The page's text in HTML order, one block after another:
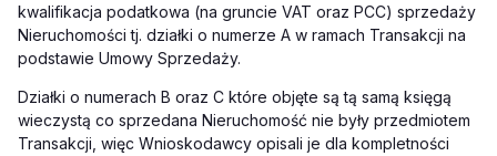
kwalifikacja podatkowa (na gruncie VAT oraz PCC) sprzedaży
Nieruchomości tj. działki o numerze A w ramach Transakcji na
podstawie Umowy Sprzedaży.
Działki o numerach B oraz C które objęte są tą samą księgą
wieczystą co sprzedana Nieruchomość nie były przedmiotem
Transakcji, więc Wnioskodawcy opisali je dla kompletności